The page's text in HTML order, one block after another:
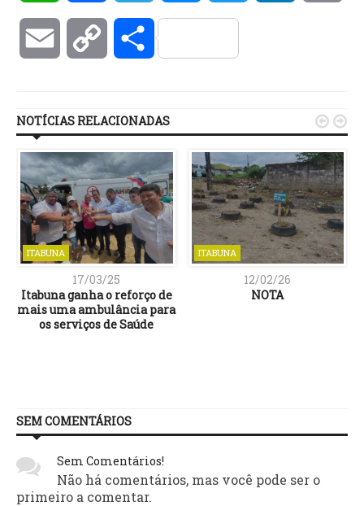
Email Copy Compartilhar
NOTÍCIAS RELACIONADAS
ITABUNA
17/03/25
Itabuna ganha o reforço de
mais uma ambulância para
os serviços de Saúde
ITABUNA
12/02/26
NOTA
 
SEM COMENTÁRIOS
Sem Comentários!
Não há comentários, mas você pode ser o
primeiro a comentar.